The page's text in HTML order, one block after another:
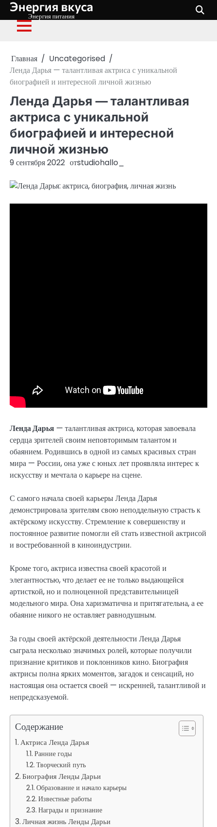
Перейти
содержимому
Энергия вкуса
Энергия питания
Главная
Uncategorised
Ленда Дарья — талантливая актриса с уникальной
биографией и интересной личной жизнью
Ленда Дарья — талантливая
актриса с уникальной
биографией и интересной
личной жизнью
9 сентября 2022 отstudiohallo_
Ленда Дарья — талантливая актриса, которая завоевала
сердца зрителей своим неповторимым талантом и
обаянием. Родившись в одной из самых красивых стран
мира — России, она уже с юных лет проявляла интерес к
искусству и мечтала о карьере на сцене.
С самого начала своей карьеры Ленда Дарья
демонстрировала зрителям свою неподдельную страсть к
актёрскому искусству. Стремление к совершенству и
постоянное развитие помогли ей стать известной актрисой
и востребованной в киноиндустрии.
Кроме того, актриса известна своей красотой и
элегантностью, что делает ее не только выдающейся
артисткой, но и полноценной представительницей
модельного мира. Она харизматична и притягательна, а ее
обаяние никого не оставляет равнодушным.
За годы своей актёрской деятельности Ленда Дарья
сыграла несколько значимых ролей, которые получили
признание критиков и поклонников кино. Биография
актрисы полна ярких моментов, загадок и сенсаций, но
настоящая она остается своей — искренней, талантливой и
непредсказуемой.
Содержание
Актриса Ленда Дарья
Ранние годы
Творческий путь
Биография Ленды Дарьи
Образование и начало карьеры
Известные работы
Награды и признание
Личная жизнь Ленды Дарьи